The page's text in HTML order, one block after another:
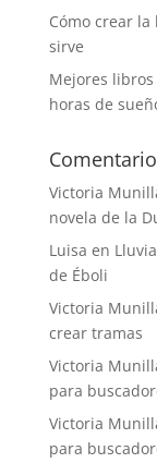
Cómo crear
sirve
Mejores
horas de
Victoria
novela de la
Luisa en
de Éboli
Victoria
crear tramas
Victoria
para
Victoria
para